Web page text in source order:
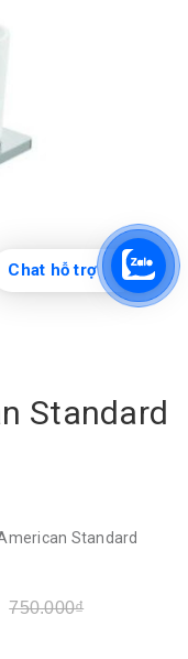
Standard
Standard
750.000₫
Chat hỗ trợ